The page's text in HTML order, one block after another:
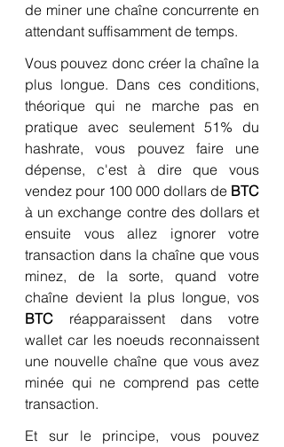
de miner une chaîne concurrente en
attendant suffisamment de temps.
Vous pouvez donc créer la chaîne la
plus longue. Dans ces conditions,
théorique qui ne marche pas en
pratique avec seulement 51% du
hashrate, vous pouvez faire une
dépense, c'est à dire que vous
vendez pour 100 000 dollars de BTC
à un exchange contre des dollars et
ensuite vous allez ignorer votre
transaction dans la chaîne que vous
minez, de la sorte, quand votre
BTC réapparaissent dans votre
wallet car les noeuds reconnaissent
une nouvelle chaîne que vous avez
minée qui ne comprend pas cette
transaction.
Et sur le principe, vous pouvez